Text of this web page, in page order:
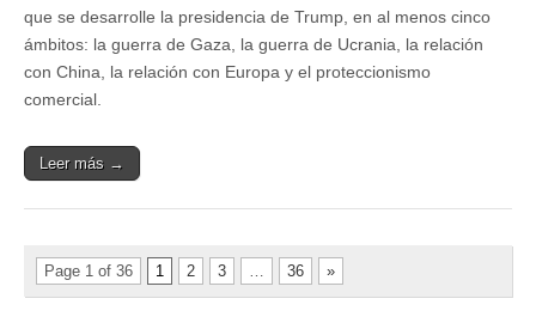
que se desarrolle la presidencia de Trump, en al menos cinco
ámbitos: la guerra de Gaza, la guerra de Ucrania, la relación
con China, la relación con Europa y el proteccionismo
comercial.
Leer más →
Page 1 of 36 1 2 3 36 »